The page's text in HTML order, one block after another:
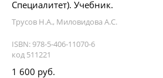
Специалитет). Учебник.
Трусов Н.А., Миловидова А.С.
ISBN: 978-5-406-11070-6
код 511221
1 600 руб.